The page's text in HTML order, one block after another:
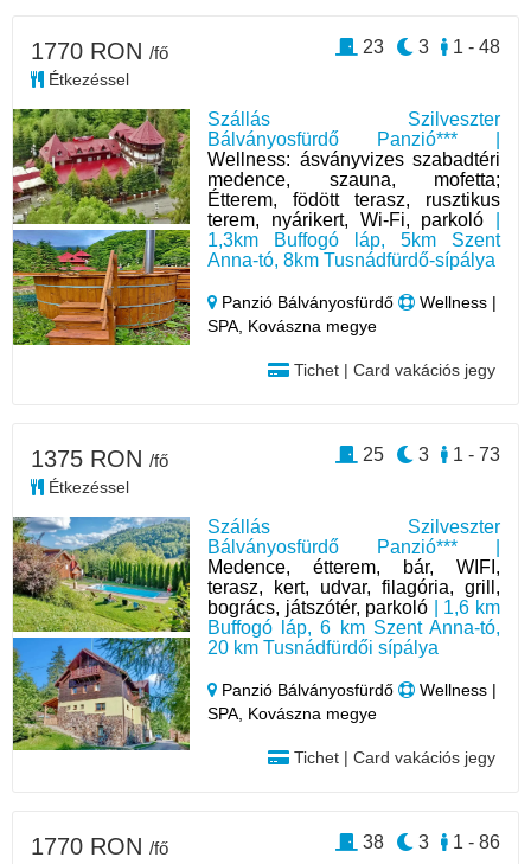
Szállás Szilveszter
Bálványosfürdő Panzió*** |
Wellness: ásványvizes szabadtéri
medence, szauna, mofetta;
Étterem, födött terasz, rusztikus
terem, nyárikert, Wi-Fi, parkoló
1,3km Buffogó láp, 5km Szent
Anna-tó, 8km Tusnádfürdő-sípálya
Panzió Bálványosfürdő
Wellness |
SPA, Kovászna megye
Tichet | Card vakációs jegy
1770 RON /fő
Étkezéssel
1 - 48
3
23
Szállás Szilveszter
Bálványosfürdő Panzió*** |
Medence, étterem, bár, WIFI,
terasz, kert, udvar, filagória, grill,
bogrács, játszótér, parkoló | 1,6 km
Buffogó láp, 6 km Szent Anna-tó,
20 km Tusnádfürdői sípálya
Panzió Bálványosfürdő
Wellness |
SPA, Kovászna megye
Tichet | Card vakációs jegy
1375 RON /fő
Étkezéssel
1 - 73
3
25
1770 RON /fő 1 - 86
3
38